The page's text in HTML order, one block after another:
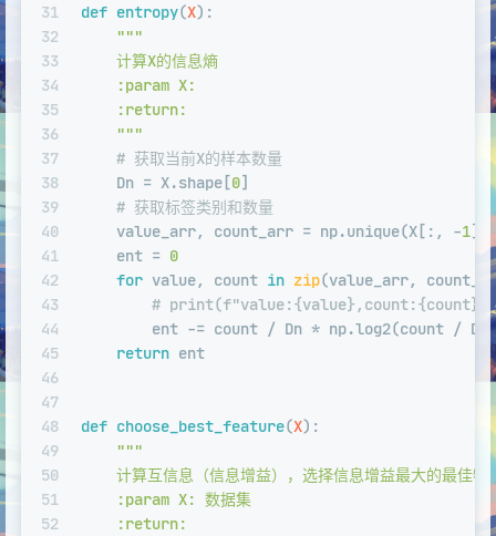
31
32
33
34
35
36
37
38
39
40
41
42
43
44
45
46
47
48
49
50
51
52
def entropy(X):
"""
    计算X的信息熵
    :param X:
    :return:
    """
# 获取当前X的样本数量
    Dn = X.shape[
0]
# 获取标签类别和数量
    value_arr, count_arr = np.unique(X[:, -
1],
    ent =
0
for value, count in zip(value_arr,
#
        ent -= count / Dn * np.log2(count / Dn)
return ent
def choose_best_feature(X):
"""
计算互信息（信息增益），选择信息增益最大的最佳特
    :param X: 数据集
    :return: